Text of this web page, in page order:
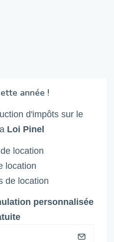
année !
d'impôts sur le
Loi Pinel
location
location
de location
personnalisée